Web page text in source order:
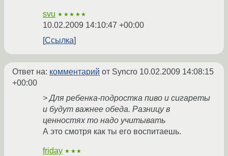
svu ★★★★★
10.02.2009 14:10:47 +00:00
Ссылка
Ответ на: комментарий от Syncro 10.02.2009 14:08:15
+00:00
> Для ребенка-подростка пиво и сигареты
и будут важнее обеда. Разницу в
ценностях то надо учитывать
А это смотря как ты его воспитаешь.
friday ★★★